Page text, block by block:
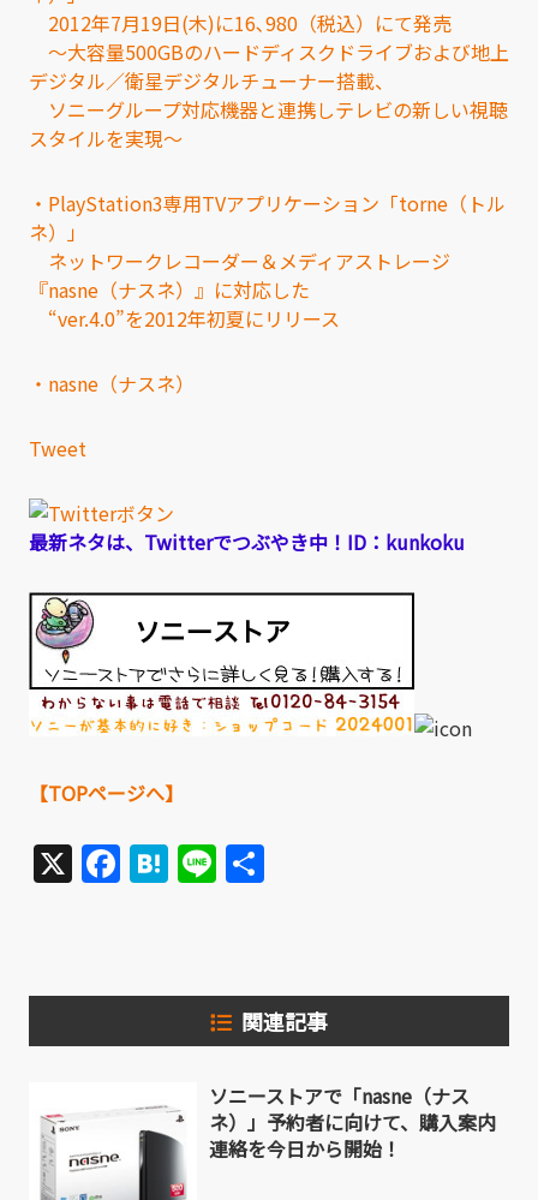
2012年7月19日(木)に16､980（税込）にて発売
～大容量500GBのハードディスクドライブおよび地上
デジタル／衛星デジタルチューナー搭載、
ソニーグループ対応機器と連携しテレビの新しい視聴
スタイルを実現～
・PlayStation3専用TVアプリケーション「torne（トル
ネ）」
ネットワークレコーダー＆メディアストレージ
『nasne（ナスネ）』に対応した
“ver.4.0”を2012年初夏にリリース
・nasne（ナスネ）
Tweet
最新ネタは、Twitterでつぶやき中！ID：kunkoku
【TOPページへ】
X Facebook
Hatena
Line
関連記事
ソニーストアで「nasne（ナス
ネ）」予約者に向けて、購入案内
連絡を今日から開始！